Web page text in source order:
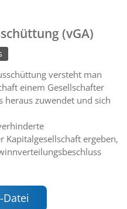
(vGA)
versteht man
einem Gesellschafter
heraus zuwendet und sich
Kapitalgesellschaft ergeben,
Datei